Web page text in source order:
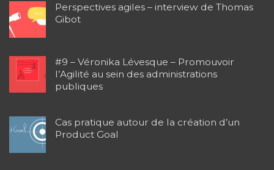
Perspectives agiles – interview de Thomas
Gibot
#9 – Véronika Lévesque – Promouvoir
l’Agilité au sein des administrations
publiques
Cas pratique autour de la création d’un
Product Goal